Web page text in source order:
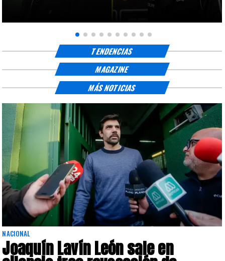
TENDENCIAS
MAGAZINE
NACIONAL
Joaquín Lavín León sale en
MÁS NOTICIAS